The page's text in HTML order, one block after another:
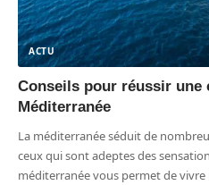
ACTU
Conseils pour réussir une
Méditerranée
La méditerranée séduit de
ceux qui sont adeptes des
méditerranée vous permet de